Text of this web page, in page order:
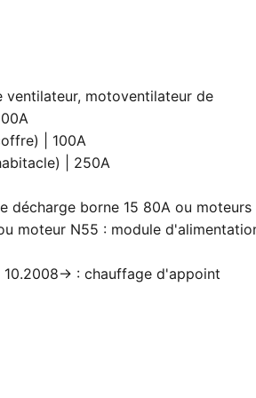
motoventilateur de
| 100A
| 250A
décharge borne 15 80A ou moteurs
moteur N55 : module
: chauffage d'appoint